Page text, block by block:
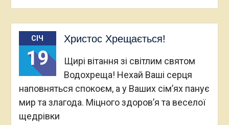
СІЧ
19
Христос Хрещається!
Щирі вітання зі світлим святом
Водохреща! Нехай Ваші серця
наповняться спокоєм, а у Ваших сім’ях панує
мир та злагода. Міцного здоров’я та веселої
щедрівки